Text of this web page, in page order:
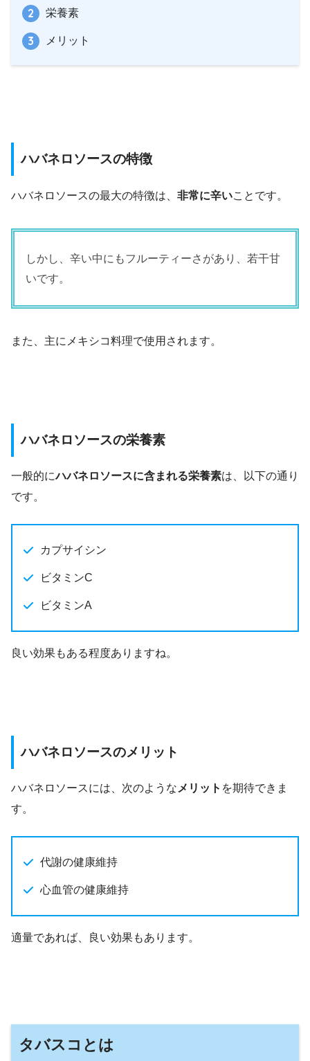
栄養素
メリット
ハバネロソースの特徴
ハバネロソースの最大の特徴は、 非常に辛いことです。
しかし、辛い中にもフルーティーさがあり、若干甘
いです。
また、主にメキシコ料理で使用されます。
ハバネロソースの栄養素
一般的にハバネロソースに含まれる栄養素は、以下の通り
です。
カプサイシン
ビタミンC
ビタミンA
良い効果もある程度ありますね。
ハバネロソースのメリット
ハバネロソースには、次のようなメリット を期待できま
す。
代謝の健康維持
心血管の健康維持
適量であれば、良い効果もあります。
タバスコとは